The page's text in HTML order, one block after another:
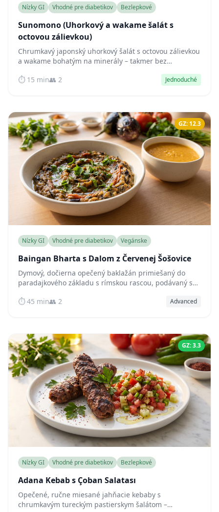
Nízky GI Vhodné pre diabetikov Bezlepkové
Sunomono (Uhorkový a wakame šalát s
octovou zálievkou)
Chrumkavý japonský uhorkový šalát s octovou zálievkou
a wakame bohatým na minerály – takmer bez
tlmí prudké výkyvy hladiny cukru v krvi.
⏱️ 15 min👥 2 Jednoduché
GZ: 12.3
Nízky GI Vhodné pre diabetikov Vegánske
Baingan Bharta s Dalom z Červenej Šošovice
Dymový, dočierna opečený baklažán primiešaný do
paradajkového základu s rímskou rascou, podávaný s
prirodzene nízko-glykemické indické jedlo.
⏱️ 45 min👥 2 Advanced
GZ: 3.3
Nízky GI Vhodné pre diabetikov Bezlepkové
Adana Kebab s Çoban Salatası
Opečené, ručne miesané jahňacie kebaby s
chrumkavým tureckým pastierskym šalátom –